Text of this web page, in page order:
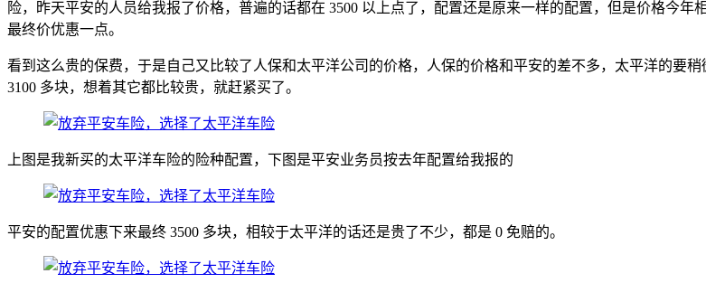
险，昨天平安的人员给我报了价格，普遍的话都在 3500 以上点了，配置还是原来一样的配置，但是价格今
最终价优惠一点。
看到这么贵的保费，于是自己又比较了人保和太平洋公司的价格，人保的价格和平安的差不多，太平洋的要
3100 多块，想着其它都比较贵，就赶紧买了。
上图是我新买的太平洋车险的险种配置，下图是平安业务员按去年配置给我报的
平安的配置优惠下来最终 3500 多块，相较于太平洋的话还是贵了不少，都是 0 免赔的。